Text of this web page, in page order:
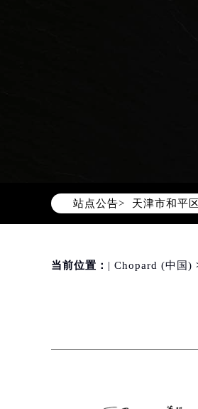
站点公告>
2026年8月
2026年8月
萧邦官方全
2026年8月
北京市朝阳
北京市东城
天津市和平
上海市徐汇
上海市黄浦
常州市新北
扬州市邗江
金华市金东
当前位置： | Chopard (中国)